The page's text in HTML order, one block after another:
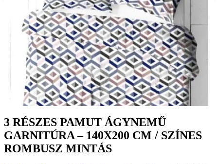
3 RÉSZES PAMUT ÁGYNEMŰ
GARNITÚRA – 140X200 CM / SZÍNES
ROMBUSZ MINTÁS